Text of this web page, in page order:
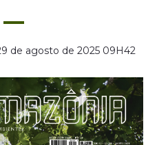
de agosto de 2025 09H42